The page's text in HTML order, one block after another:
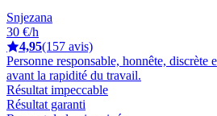
Snjezana
30 €/h
4,95(157 avis)
Personne responsable, honnête, discrète
avant la rapidité du travail.
Résultat impeccable
Résultat garanti